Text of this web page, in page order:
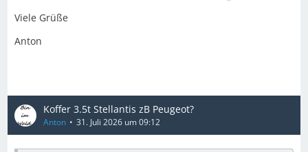
Viele Grüße
Anton
Koffer 3.5t Stellantis zB Peugeot?
Anton 31. Juli 2026 um 09:12